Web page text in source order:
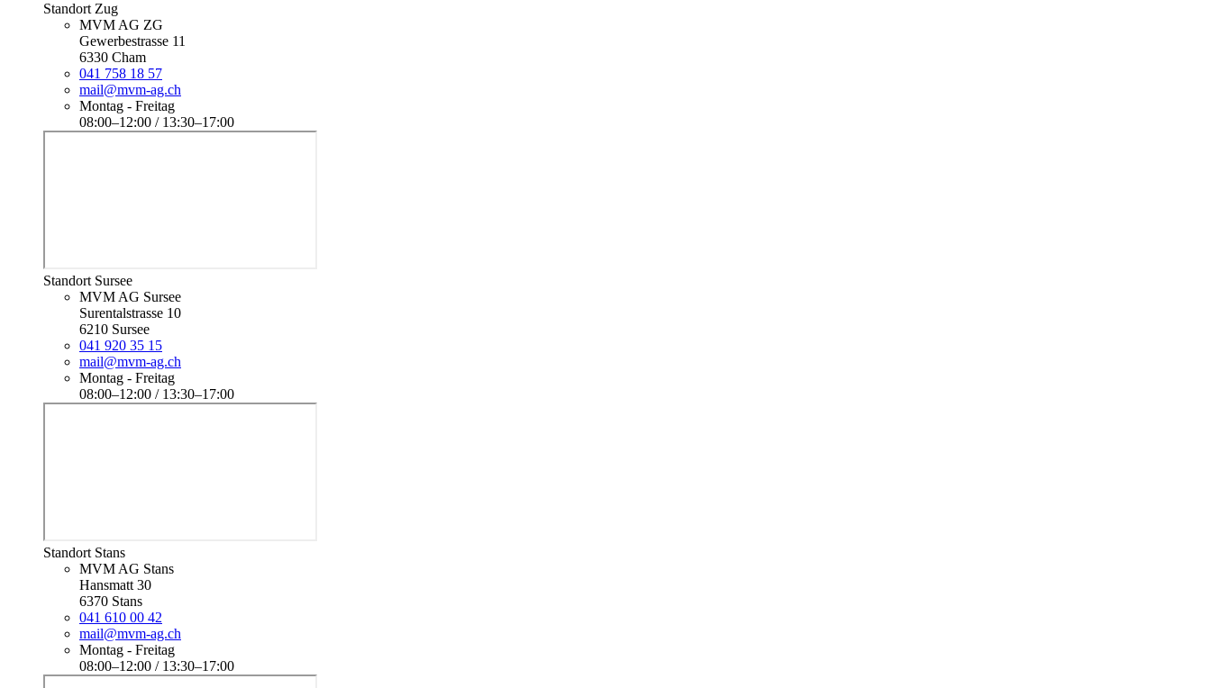
Standort Zug
MVM AG ZG
Gewerbestrasse 11
6330 Cham
041 758 18 57
mail@mvm-ag.ch
Montag - Freitag
08:00–12:00 / 13:30–17:00
Standort Sursee
MVM AG Sursee
Surentalstrasse 10
6210 Sursee
041 920 35 15
mail@mvm-ag.ch
Montag - Freitag
08:00–12:00 / 13:30–17:00
Standort Stans
MVM AG Stans
Hansmatt 30
6370 Stans
041 610 00 42
mail@mvm-ag.ch
Montag - Freitag
08:00–12:00 / 13:30–17:00